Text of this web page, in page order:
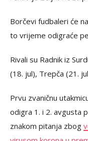
Borčevi fudbaleri će
to vrijeme odigraće
Rivali su Radnik iz
(18. jul), Trepča (21.
Prvu zvaničnu
odigra 1. i 2. avgusta
znakom pitanja zbog